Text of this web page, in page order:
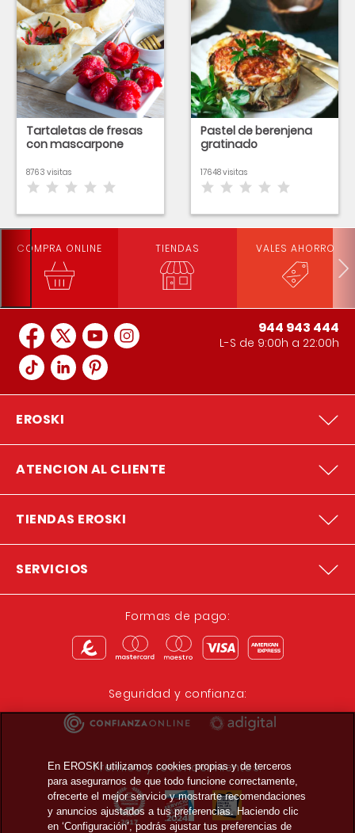
Tartaletas de fresas
con mascarpone
8763 visitas
Pastel de berenjena
gratinado
17648 visitas
COMPRA ONLINE TIENDAS VALES AHORRO
944 943 444
L-S de 9:00h a 22:00h
EROSKI
ATENCION AL CLIENTE
TIENDAS EROSKI
SERVICIOS
Formas de pago:
Seguridad y confianza:
Premios y reconocimientos:
En EROSKI utilizamos cookies propias y de terceros
para asegurarnos de que todo funcione correctamente,
ofrecerte el mejor servicio y mostrarte recomendaciones
y anuncios ajustados a tus preferencias. Haciendo clic
en ‘Configuración’, podrás ajustar tus preferencias de